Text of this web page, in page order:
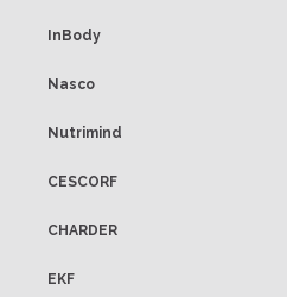
InBody
Nasco
Nutrimind
CESCORF
CHARDER
EKF